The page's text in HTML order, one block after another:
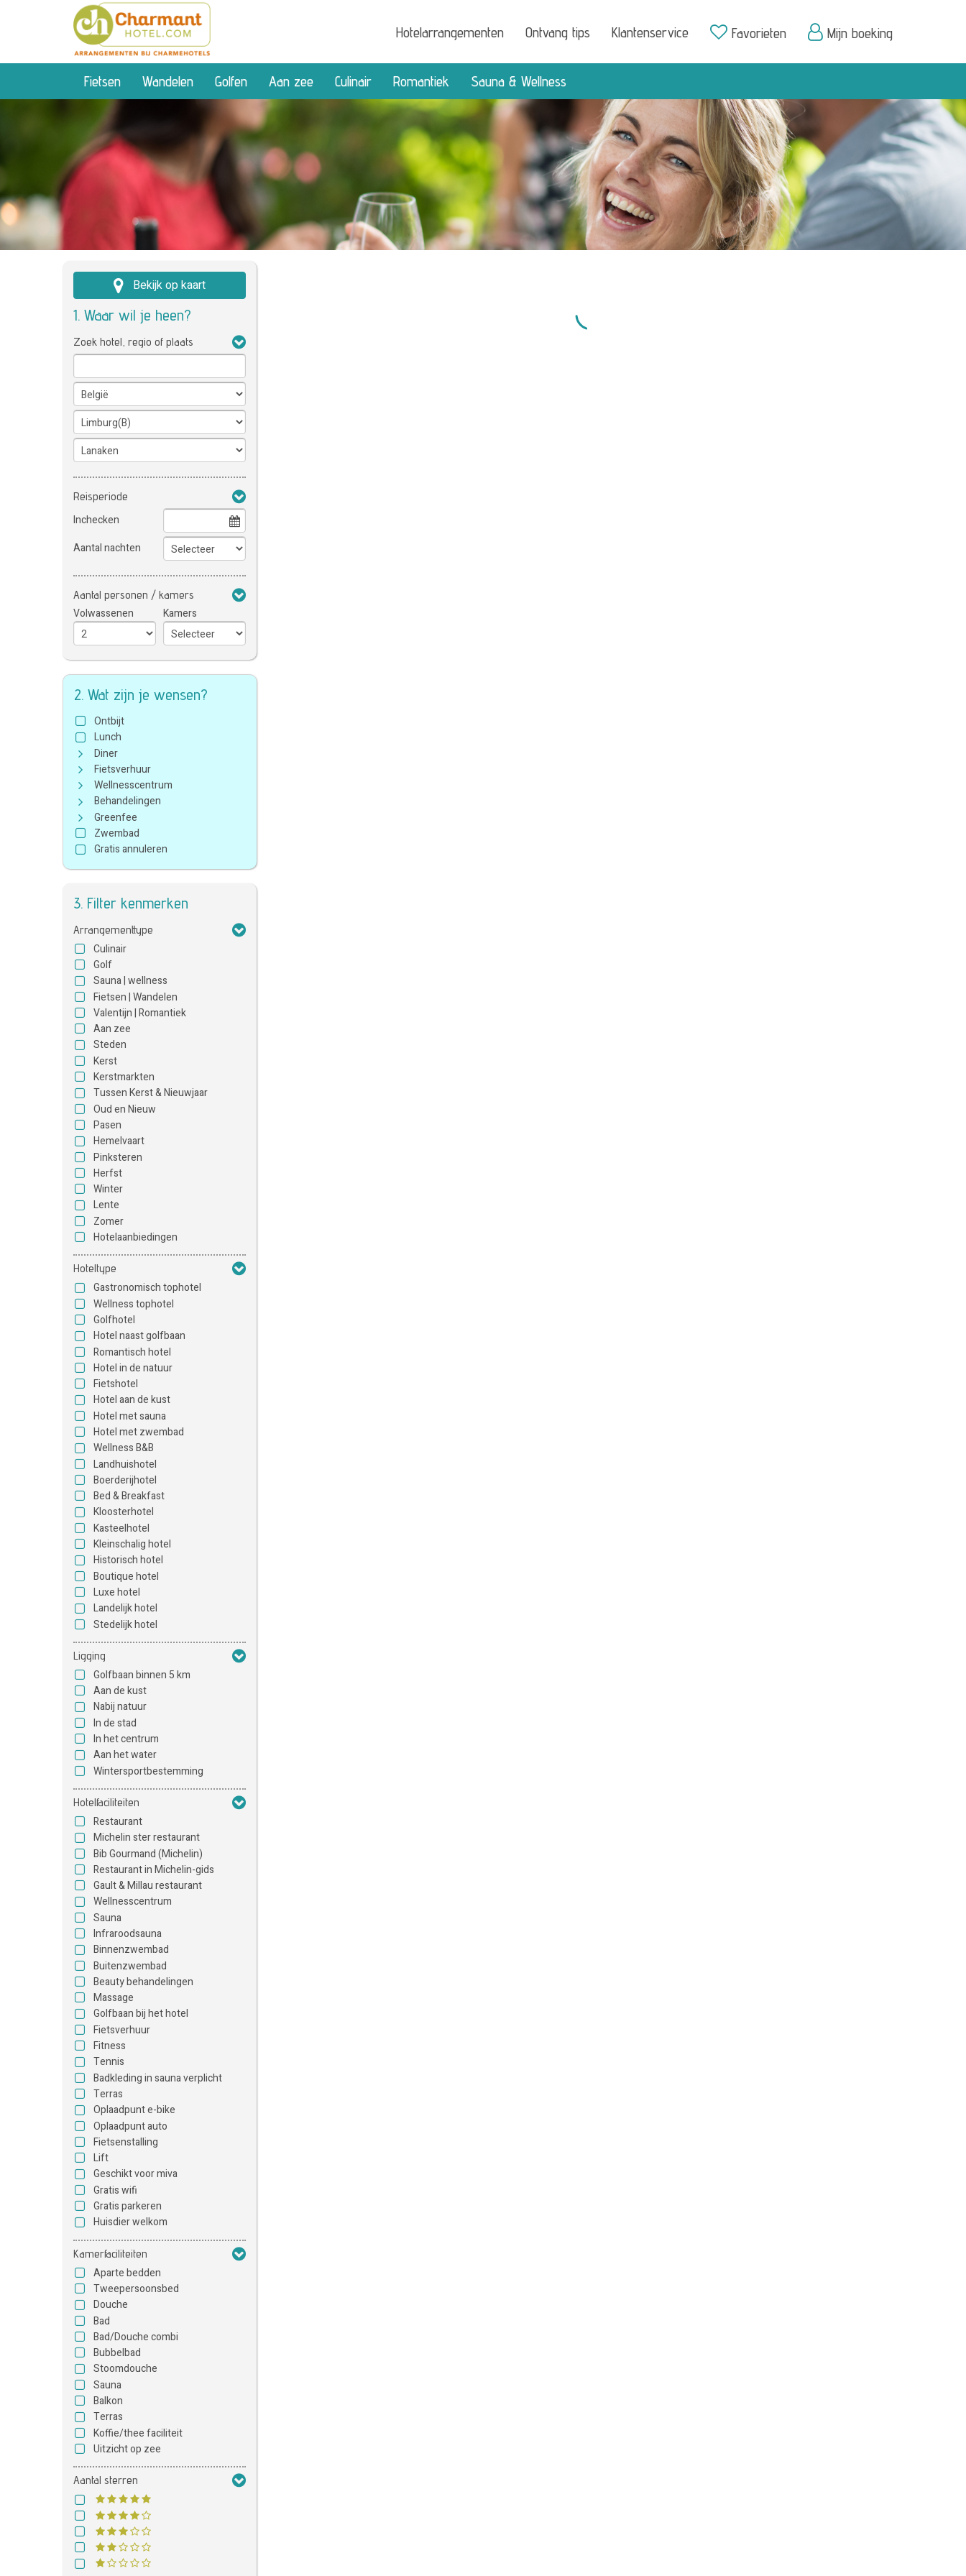
Hotelarrangementen Ontvang tips Klantenservice Favorieten Mijn boeking
Fietsen Wandelen Golfen Aan zee Culinair Romantiek Sauna & Wellness
Bekijk op kaart
1. Waar wil je heen?
Zoek hotel, regio of plaats
Reisperiode
Inchecken
Aantal nachten
Aantal personen / kamers
Volwassenen Kamers
2. Wat zijn je wensen?
Ontbijt
Lunch
Diner
Fietsverhuur
Wellnesscentrum
Behandelingen
Greenfee
Zwembad
Gratis annuleren
3. Filter kenmerken
Arrangementtype
Culinair
Golf
Sauna | wellness
Fietsen | Wandelen
Valentijn | Romantiek
Aan zee
Steden
Kerst
Kerstmarkten
Tussen Kerst & Nieuwjaar
Oud en Nieuw
Pasen
Hemelvaart
Pinksteren
Herfst
Winter
Lente
Zomer
Hotelaanbiedingen
Hoteltype
Gastronomisch tophotel
Wellness tophotel
Golfhotel
Hotel naast golfbaan
Romantisch hotel
Hotel in de natuur
Fietshotel
Hotel aan de kust
Hotel met sauna
Hotel met zwembad
Wellness B&B
Landhuishotel
Boerderijhotel
Bed & Breakfast
Kloosterhotel
Kasteelhotel
Kleinschalig hotel
Historisch hotel
Boutique hotel
Luxe hotel
Landelijk hotel
Stedelijk hotel
Ligging
Golfbaan binnen 5 km
Aan de kust
Nabij natuur
In de stad
In het centrum
Aan het water
Wintersportbestemming
Hotelfaciliteiten
Restaurant
Michelin ster restaurant
Bib Gourmand (Michelin)
Restaurant in Michelin-gids
Gault & Millau restaurant
Wellnesscentrum
Sauna
Infraroodsauna
Binnenzwembad
Buitenzwembad
Beauty behandelingen
Massage
Golfbaan bij het hotel
Fietsverhuur
Fitness
Tennis
Badkleding in sauna verplicht
Terras
Oplaadpunt e-bike
Oplaadpunt auto
Fietsenstalling
Lift
Geschikt voor miva
Gratis wifi
Gratis parkeren
Huisdier welkom
Kamerfaciliteiten
Aparte bedden
Tweepersoonsbed
Douche
Bad
Bad/Douche combi
Bubbelbad
Stoomdouche
Sauna
Balkon
Terras
Koffie/thee faciliteit
Uitzicht op zee
Aantal sterren